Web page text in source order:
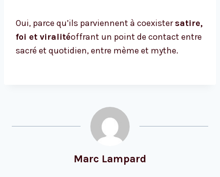
Oui, parce qu’ils parviennent à coexistersatire,
foi et viralitéoffrant un point de contact entre
sacré et quotidien, entre mème et mythe.
Marc Lampard